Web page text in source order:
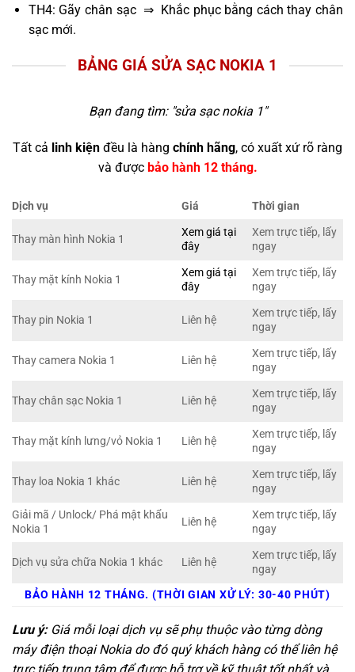
TH4: Gãy chân sạc ⇒ Khắc phục bằng cách thay chân
sạc mới.
BẢNG GIÁ SỬA SẠC NOKIA 1
Bạn đang tìm: "sửa sạc nokia 1"
Tất cả linh kiện đều là hàng chính hãng, có xuất xứ rõ ràng
và được bảo hành 12 tháng.
Dịch vụ Giá Thời gian
Thay màn hình Nokia 1
Xem giá tại
đây
Xem trực tiếp, lấy
ngay
Thay mặt kính Nokia 1
Xem giá tại
đây
Xem trực tiếp, lấy
ngay
Thay pin Nokia 1 Liên hệ
Xem trực tiếp, lấy
ngay
Thay camera Nokia 1 Liên hệ
Xem trực tiếp, lấy
ngay
Thay chân sạc Nokia 1 Liên hệ
Xem trực tiếp, lấy
ngay
Thay mặt kính lưng/vỏ Nokia 1 Liên hệ
Xem trực tiếp, lấy
ngay
Thay loa Nokia 1 khác Liên hệ
Xem trực tiếp, lấy
ngay
Giải mã / Unlock/ Phá mật khẩu
Nokia 1
Liên hệ
Xem trực tiếp, lấy
ngay
Dịch vụ sửa chữa Nokia 1 khác Liên hệ
Xem trực tiếp, lấy
ngay
BẢO HÀNH 12 THÁNG. (THỜI GIAN XỬ LÝ: 30-40 PHÚT)
Lưu ý:Giá mỗi loại dịch vụ sẽ phụ thuộc vào từng dòng
máy điện thoại Nokia do đó quý khách hàng có thể liên hệ